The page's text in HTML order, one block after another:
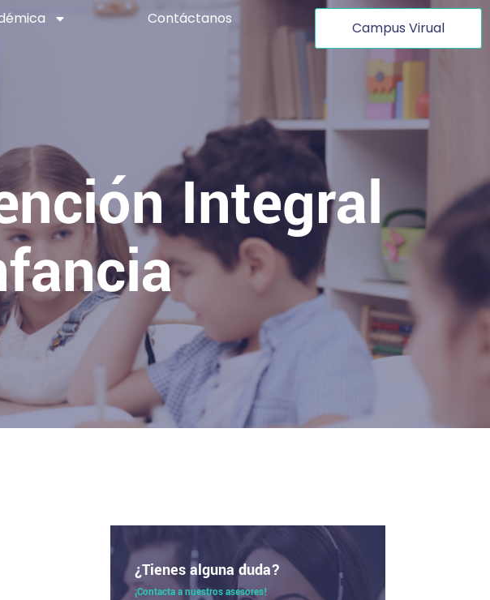
Contáctanos
Campus Virual
Integral
¿Tienes alguna duda?
¡Contacta a nuestros asesores!